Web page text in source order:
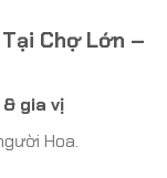
Chợ Lớn –
gia vị
Hoa.